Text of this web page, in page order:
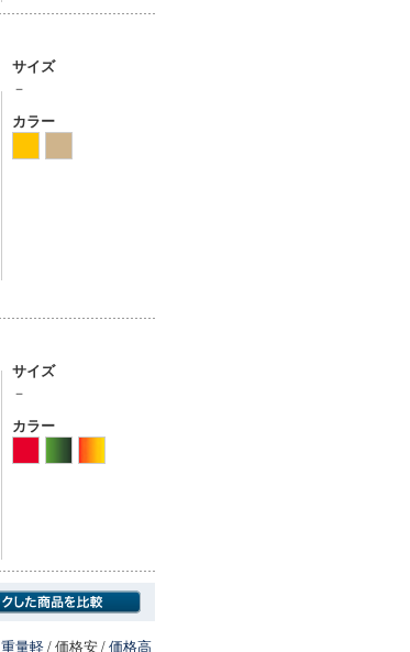
サイズ
－
カラー
サイズ
－
カラー
重量軽/価格安/価格高